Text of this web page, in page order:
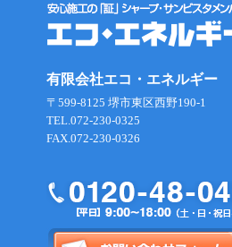
有限会社エコ・エネルギー
〒599-8125 堺市東区西野190-1
TEL.072-230-0325
FAX.072-230-0326